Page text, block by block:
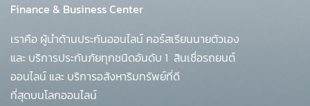
Finance & Business Center
เราคือ ผู้นำด้านประกันออนไลน์ คอร์สเรียนนายตัวเอง
และ บริการประกันภัยทุกชนิดอันดับ 1 สินเชื่อรถยนต์
ออนไลน์ และ บริการอสังหาริมทรัพย์ที่ดี
ที่สุดบนโลกออนไลน์